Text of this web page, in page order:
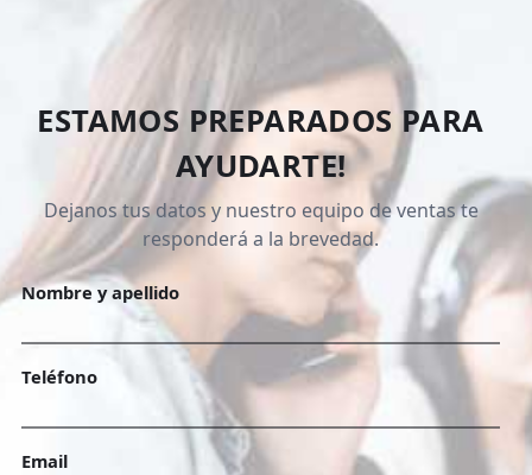
ESTAMOS PREPARADOS PARA
AYUDARTE!
Dejanos tus datos y nuestro equipo de ventas te
responderá a la brevedad.
Nombre y apellido
Teléfono
Email